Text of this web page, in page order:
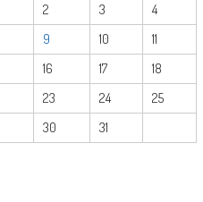
2 3
4
9 10
11
16 17
18
23 24
25
30 31